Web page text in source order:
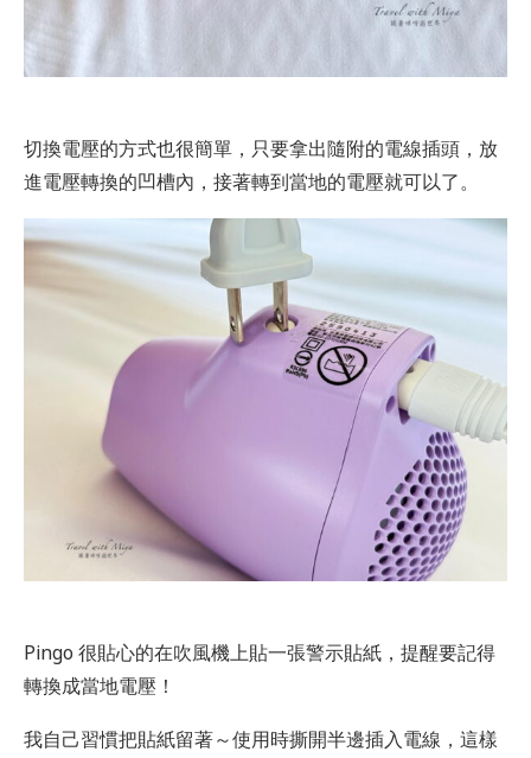
切換電壓的方式也很簡單，只要拿出隨附的電線插頭，放
進電壓轉換的凹槽內，接著轉到當地的電壓就可以了。
Pingo 很貼心的在吹風機上貼一張警示貼紙，提醒要記得
轉換成當地電壓！
我自己習慣把貼紙留著～使用時撕開半邊插入電線，這樣